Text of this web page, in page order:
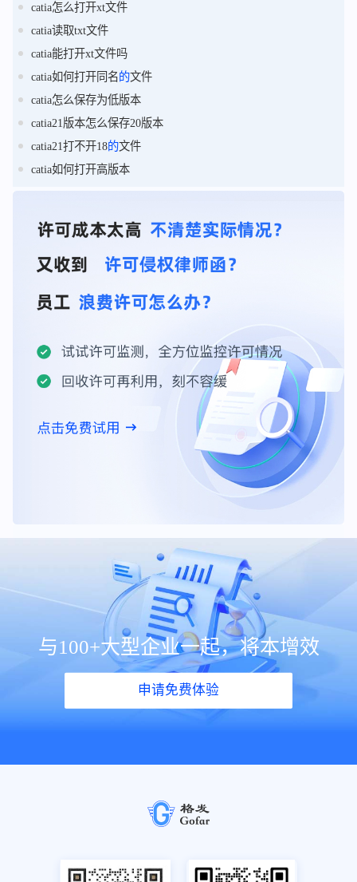
catia怎么打开xt文件
catia读取txt文件
catia能打开xt文件吗
catia如何打开同名的文件
catia怎么保存为低版本
catia21版本怎么保存20版本
catia21打不开18的文件
catia如何打开高版本
与100+大型企业一起，将本增效
申请免费体验